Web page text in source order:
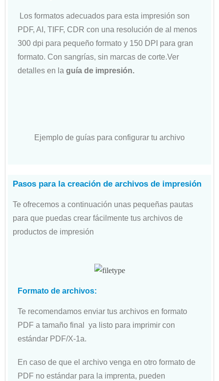
Los formatos adecuados para esta impresión son
PDF, AI, TIFF, CDR con una resolución de al menos
300 dpi para pequeño formato y 150 DPI para gran
formato. Con sangrías, sin marcas de corte.Ver
detalles en la guía de impresión.
Ejemplo de guías para configurar tu archivo
Pasos para la creación de archivos de impresión
Te ofrecemos a continuación unas pequeñas pautas
para que puedas crear fácilmente tus archivos de
productos de impresión
Formato de archivos:
Te recomendamos enviar tus archivos en formato
PDF a tamaño final ya listo para imprimir con
estándar PDF/X-1a.
En caso de que el archivo venga en otro formato de
PDF no estándar para la imprenta, pueden